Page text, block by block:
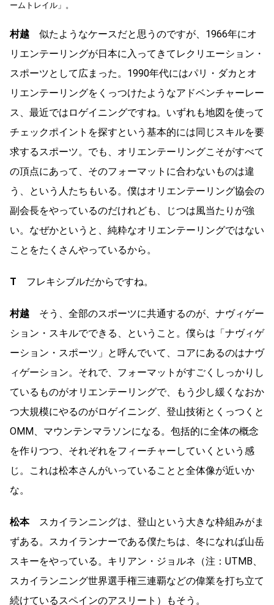
ームトレイル」。
村越 似たようなケースだと思うのですが、1966年にオ
リエンテーリングが日本に入ってきてレクリエーション・
スポーツとして広まった。1990年代にはパリ・ダカとオ
リエンテーリングをくっつけたようなアドベンチャーレー
ス、最近ではロゲイニングですね。いずれも地図を使って
チェックポイントを探すという基本的には同じスキルを要
求するスポーツ。でも、オリエンテーリングこそがすべて
の頂点にあって、そのフォーマットに合わないものは違
う、という人たちもいる。僕はオリエンテーリング協会の
副会長をやっているのだけれども、じつは風当たりが強
い。なぜかというと、純粋なオリエンテーリングではない
ことをたくさんやっているから。
T フレキシブルだからですね。
村越 そう、全部のスポーツに共通するのが、ナヴィゲー
ション・スキルでできる、ということ。僕らは「ナヴィゲ
ーション・スポーツ」と呼んでいて、コアにあるのはナヴ
ィゲーション。それで、フォーマットがすごくしっかりし
ているものがオリエンテーリングで、もう少し緩くなおか
つ大規模にやるのがロゲイニング、登山技術とくっつくと
OMM、マウンテンマラソンになる。包括的に全体の概念
を作りつつ、それぞれをフィーチャーしていくという感
じ。これは松本さんがいっていることと全体像が近いか
な。
松本スカイランニングは、登山という大きな枠組みがま
ずある。スカイランナーである僕たちは、冬になれば山岳
スキーをやっている。キリアン・ジョルネ（注：UTMB、
スカイランニング世界選手権三連覇などの偉業を打ち立て
続けているスペインのアスリート）もそう。